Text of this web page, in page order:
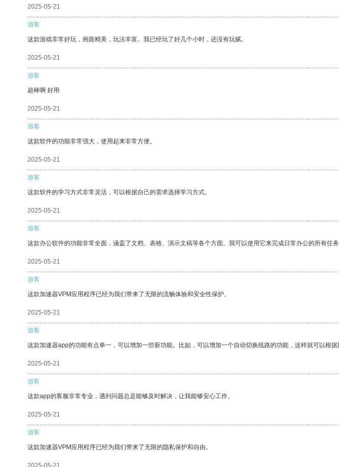
2025-05-21
游客
这款游戏非常好玩，画面精美，玩法丰富。我已经玩了好几个小时，还没有玩腻。
2025-05-21
游客
超棒啊 好用
2025-05-21
游客
这款软件的功能非常强大，使用起来非常方便。
2025-05-21
游客
这款软件的学习方式非常灵活，可以根据自己的需求选择学习方式。
2025-05-21
游客
这款办公软件的功能非常全面，涵盖了文档、表格、演示文稿等各个方面。我可以使用它来完成日常办公的所有任务
2025-05-21
游客
这款加速器VPM应用程序已经为我们带来了无限的流畅体验和安全性保护。
2025-05-21
游客
这款加速器app的功能有点单一，可以增加一些新功能。比如，可以增加一个自动切换线路的功能，这样就可以根
2025-05-21
游客
这款app的客服非常专业，遇到问题总是能够及时解决，让我能够安心工作。
2025-05-21
游客
这款加速器VPM应用程序已经为我们带来了无限的隐私保护和自由。
2025-05-21